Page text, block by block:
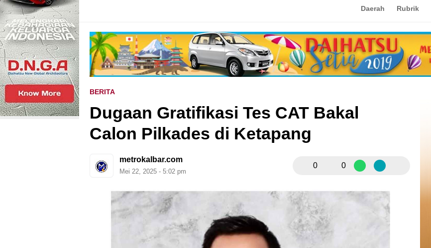
Daerah
Rubrik
BERITA
Dugaan Gratifikasi Tes CAT Bakal
Calon Pilkades di Ketapang
metrokalbar.com
Mei 22, 2025 - 5:02 pm
0 0